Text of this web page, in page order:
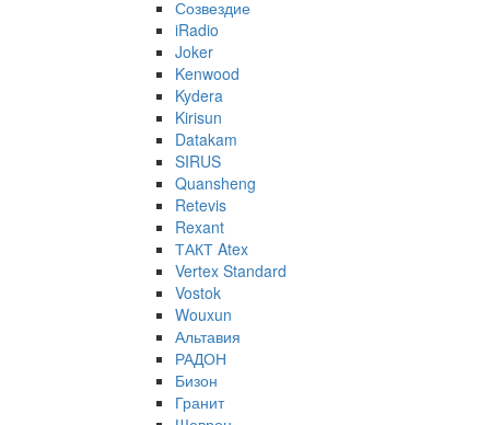
Созвездие
iRadio
Joker
Kenwood
Kydera
Kirisun
Datakam
SIRUS
Quansheng
Retevis
Rexant
ТАКТ Atex
Vertex Standard
Vostok
Wouxun
Альтавия
РАДОН
Бизон
Гранит